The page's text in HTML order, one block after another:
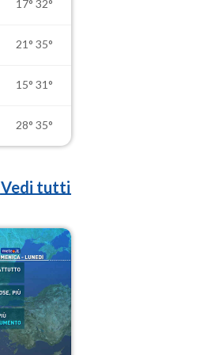
17° 32°
21° 35°
15° 31°
28° 35°
Vedi tutti